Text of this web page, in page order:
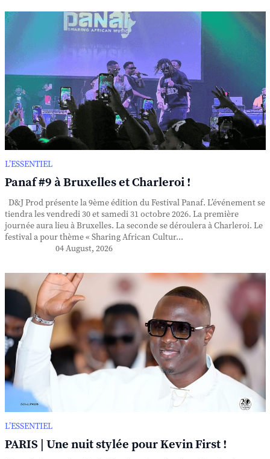
L’ESSENTIEL
Panaf #9 à Bruxelles et Charleroi !
D&J Prod présente la 9ème édition du Festival Panaf. L’événement se
tiendra les vendredi 30 et samedi 31 octobre 2026. La première
journée aura lieu à Bruxelles. La seconde se déroulera à Charleroi. Le
festival a pour thème « Sharing African Cultur...
04 August, 2026
L’ESSENTIEL
PARIS | Une nuit stylée pour Kevin First !